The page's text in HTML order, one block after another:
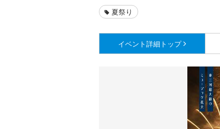
夏祭り
イベント詳細 トップ